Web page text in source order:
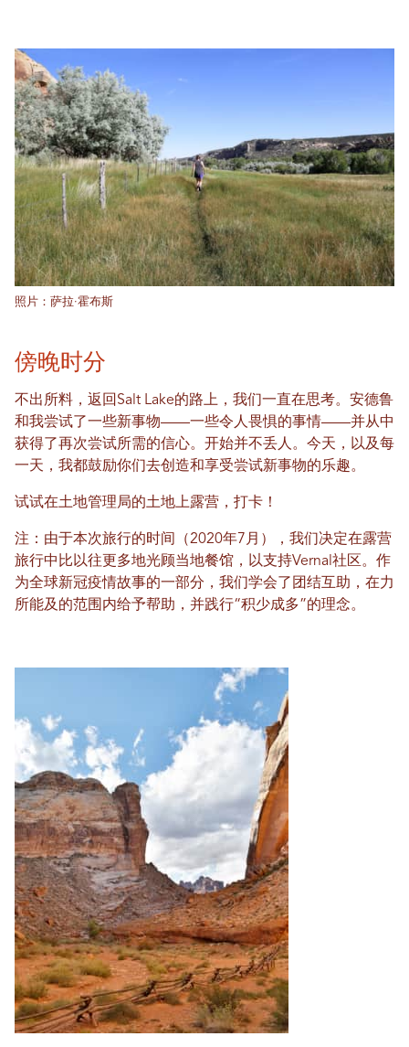
照片：萨拉·霍布斯
傍晚时分
不出所料，返回Salt Lake的路上，我们一直在思考。安德鲁
和我尝试了一些新事物——一些令人畏惧的事情——并从中
获得了再次尝试所需的信心。开始并不丢人。今天，以及每
一天，我都鼓励你们去创造和享受尝试新事物的乐趣。
试试在土地管理局的土地上露营，打卡！
注：由于本次旅行的时间（2020年7月），我们决定在露营
旅行中比以往更多地光顾当地餐馆，以支持Vernal社区。作
为全球新冠疫情故事的一部分，我们学会了团结互助，在力
所能及的范围内给予帮助，并践行“积少成多”的理念。